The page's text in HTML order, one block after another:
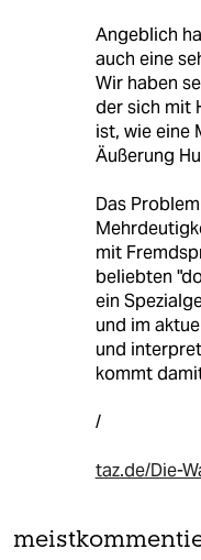
Angeblich
auch eine
Wir haben
der sich mit
ist, wie eine
Äußerung
Das
mit
beliebten
ein
und im
und
kommt
/
taz.de/Die-